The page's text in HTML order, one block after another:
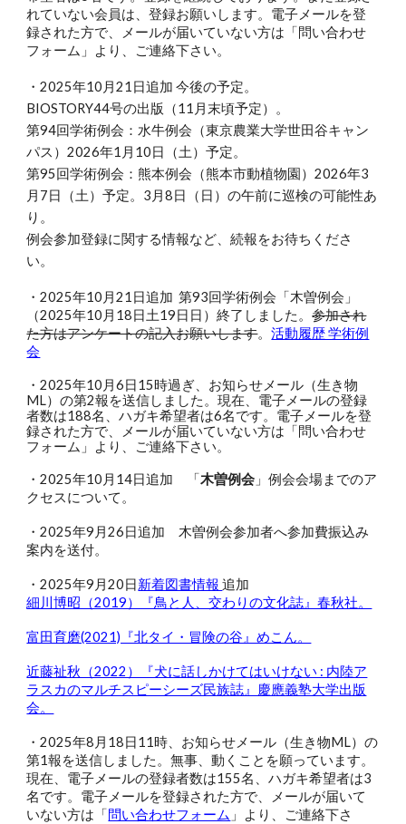
れていない会員は、登録お願いします。電子メールを登
録された方で、メールが届いていない方は「問い合わせ
フォーム」より、ご連絡下さい。
・2025年10月21日追加 今後の予定。
BIOSTORY44号の出版（11月末頃予定）。
第94回学術例会：水牛例会（東京農業大学世田谷キャン
パス）2026年1月10日（土）予定。
第95回学術例会：熊本例会（熊本市動植物園）2026年3
月7日（土）予定。3月8日（日）の午前に巡検の可能性あ
り。
例会参加登録に関する情報など、続報をお待ちくださ
い。
・2025年10月21日追加 第93回学術例会「木曽例会」
（2025年10月18日土19日日）終了しました。参加され
た方はアンケートの記入お願いします。活動履歴 学術例
会
・2025年10月6日15時過ぎ、お知らせメール（生き物
ML）の第2報を送信しました。現在、電子メールの登録
者数は188名、ハガキ希望者は6名です。電子メールを登
録された方で、メールが届いていない方は「問い合わせ
フォーム」より、ご連絡下さい。
・2025年10月14日追加 「木曽例会 」例会会場までのア
クセスについて。
・2025年9月26日追加 木曽例会参加者へ参加費振込み
案内を送付。
・2025年9 月20日新着図書情報追加
細川博昭（2019）『鳥と人、交わりの文化誌』春秋社。
富田育磨(2021)『北タイ・冒険の谷』めこん。
近藤祉秋（2022）『犬に話しかけてはいけない : 内陸ア
ラスカのマルチスピーシーズ民族誌』慶應義塾大学出版
会。
・2025年8月18日11時、お知らせメール（生き物ML）の
第1報を送信しました。無事、動くことを願っています。
現在、電子メールの登録者数は155名、ハガキ希望者は3
名です。電子メールを登録された方で、メールが届いて
いない方は「問い合わせフォーム 」より、ご連絡下さ